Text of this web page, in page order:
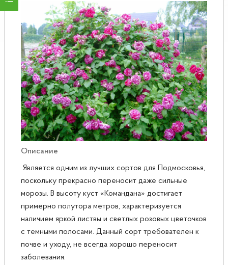
НОВИНКА Английские и Японские розы
Саженцы плодовые
Сирень
Описание
Является одним из лучших сортов для Подмосковья,
поскольку прекрасно переносит даже сильные
морозы. В высоту куст «Командана» достигает
примерно полутора метров, характеризуется
наличием яркой листвы и светлых розовых цветочков
с темными полосами. Данный сорт требователен к
почве и уходу, не всегда хорошо переносит
заболевания.